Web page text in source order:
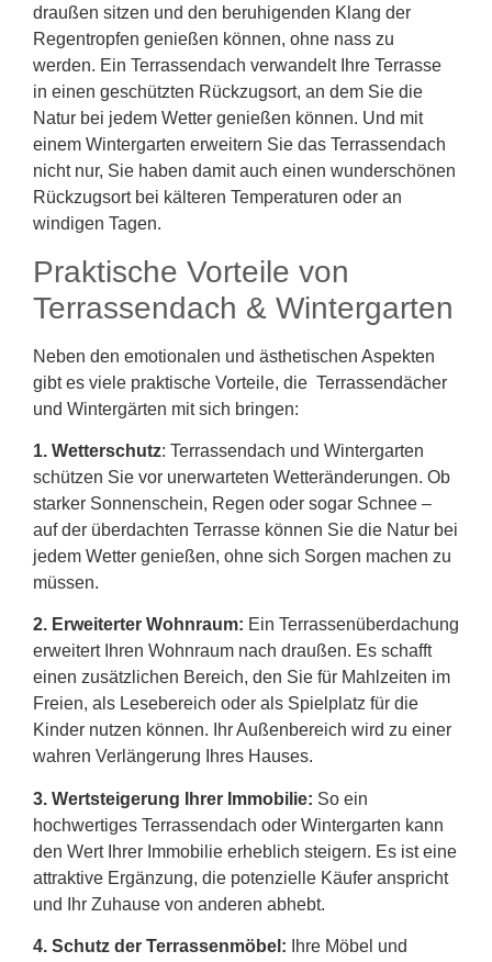
draußen sitzen und den beruhigenden Klang der
Regentropfen genießen können, ohne nass zu
werden. Ein Terrassendach verwandelt Ihre Terrasse
in einen geschützten Rückzugsort, an dem Sie die
Natur bei jedem Wetter genießen können. Und mit
einem Wintergarten erweitern Sie das Terrassendach
nicht nur, Sie haben damit auch einen wunderschönen
Rückzugsort bei kälteren Temperaturen oder an
windigen Tagen.
Praktische Vorteile von
Terrassendach & Wintergarten
Neben den emotionalen und ästhetischen Aspekten
gibt es viele praktische Vorteile, die Terrassendächer
und Wintergärten mit sich bringen:
1. Wetterschutz: Terrassendach und Wintergarten
schützen Sie vor unerwarteten Wetteränderungen. Ob
starker Sonnenschein, Regen oder sogar Schnee –
auf der überdachten Terrasse können Sie die Natur bei
jedem Wetter genießen, ohne sich Sorgen machen zu
müssen.
2. Erweiterter Wohnraum: Ein Terrassenüberdachung
erweitert Ihren Wohnraum nach draußen. Es schafft
einen zusätzlichen Bereich, den Sie für Mahlzeiten im
Freien, als Lesebereich oder als Spielplatz für die
Kinder nutzen können. Ihr Außenbereich wird zu einer
wahren Verlängerung Ihres Hauses.
3. Wertsteigerung Ihrer Immobilie: So ein
hochwertiges Terrassendach oder Wintergarten kann
den Wert Ihrer Immobilie erheblich steigern. Es ist eine
attraktive Ergänzung, die potenzielle Käufer anspricht
und Ihr Zuhause von anderen abhebt.
4. Schutz der Terrassenmöbel: Ihre Möbel und